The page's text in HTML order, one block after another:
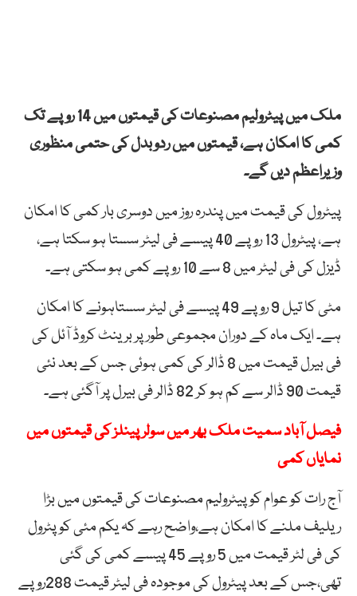
ملک میں پیٹرولیم مصنوعات کی قیمتوں میں 14 روپے تک
کمی کا امکان ہے، قیمتوں میں ردوبدل کی حتمی منظوری
وزیراعظم دیں گے۔
پیٹرول کی قیمت میں پندرہ روز میں دوسری بار کمی کا امکان
ہے، پیٹرول 13 روپے 40 پیسے فی لیٹر سستا ہو سکتا ہے،
ڈیزل کی فی لیٹر میں 8 سے 10 روپے کمی ہو سکتی ہے۔
مٹی کا تیل 9 روپے 49 پیسے فی لیٹر سستاہونے کا امکان
ہے۔ ایک ماہ کے دوران مجموعی طور پر برینٹ کروڈ آئل کی
فی بیرل قیمت میں 8 ڈالر کی کمی ہوئی جس کے بعد نئی
قیمت 90 ڈالر سے کم ہو کر 82 ڈالر فی بیرل پر آگئی ہے۔
فیصل آباد سمیت ملک بھر میں سولر پینلز کی قیمتوں میں
نمایاں کمی
آج رات کو عوام کو پیٹرولیم مصنوعات کی قیمتوں میں بڑا
ریلیف ملنے کا امکان ہے،واضح رہے کہ یکم مئی کو پٹرول
کی فی لٹر قیمت میں 5 روپے 45 پیسے کمی کی گئی
تھی،جس کے بعد پیٹرول کی موجودہ فی لیٹر قیمت 288روپے